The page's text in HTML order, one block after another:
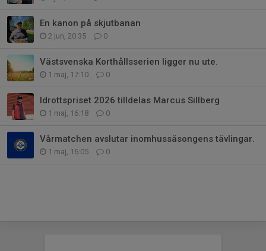
En kanon på skjutbanan
2 jun, 20:35 0
Västsvenska Korthållsserien ligger nu ute.
1 maj, 17:10 0
Idrottspriset 2026 tilldelas Marcus Sillberg
1 maj, 16:18 0
Vårmatchen avslutar inomhussäsongens tävlingar.
1 maj, 16:05 0